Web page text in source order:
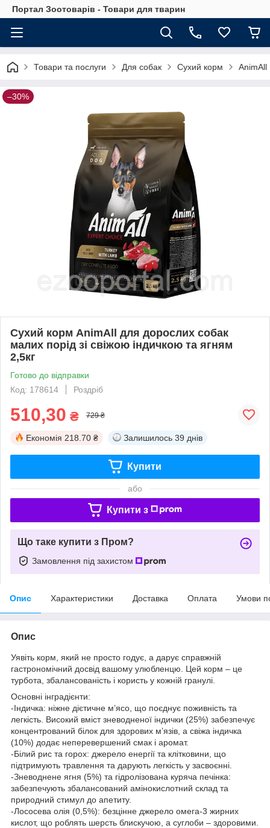
Портал Зоотоварів - Товари для тварин
Товари та послуги Для собак Сухий корм AnimAll
–30%
Сухий корм AnimAll для дорослих собак
малих порід зі свіжою індичкою та ягням
2,5кг
Готово до відправки
Код: 178614
Роздріб
510,30 ₴ 729 ₴
Економія 218.70 ₴ Залишилось 39 днів
Купити
або
Купити з
Що таке купити з Пром?
Замовлення під захистом
Опис Характеристики Доставка Оплата Умови
Опис
Уявіть корм, який не просто годує, а дарує справжній
гастрономічний досвід вашому улюбленцю. Цей корм – це
турбота, збалансованість і користь у кожній гранулі.
Основні інградієнти:
-Індичка: ніжне дієтичне м’ясо, що поєднує поживність та
легкість. Високий вміст зневодненої індички (25%) забезпечує
концентрований білок для здорових м’язів, а свіжа індичка
(10%) додає неперевершений смак і аромат.
-Білий рис та горох: джерело енергії та клітковини, що
підтримують травлення та дарують легкість у засвоєнні.
-Зневоднене ягня (5%) та гідролізована куряча печінка:
забезпечують збалансований амінокислотний склад та
природний стимул до апетиту.
-Лососева олія (0,5%): безцінне джерело омега-3 жирних
кислот, що роблять шерсть блискучою, а суглоби – здоровими.